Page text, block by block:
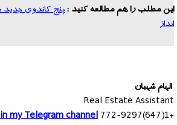
این مطلب را هم مطالعه کنید :پنج کاندوی جدید
انداز
الهام شهبان
Real Estate Assistant
+1(647)772-9297
my Telegram channel